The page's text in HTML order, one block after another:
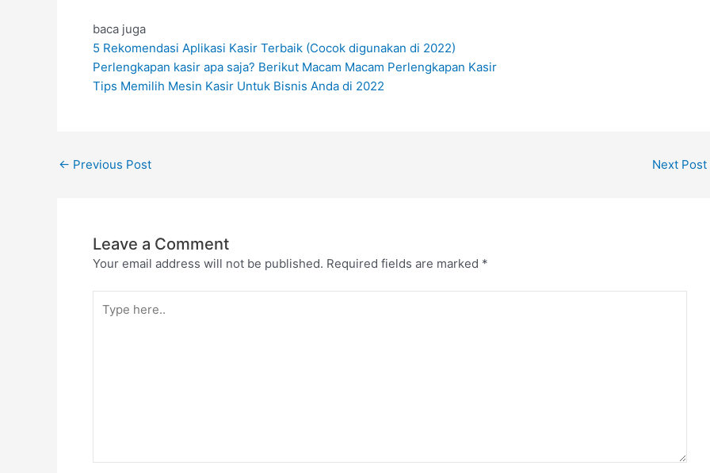
baca juga
5 Rekomendasi Aplikasi Kasir Terbaik (Cocok digunakan di 2022)
Perlengkapan kasir apa saja? Berikut Macam Macam Perlengkapan Kasir
Tips Memilih Mesin Kasir Untuk Bisnis Anda di 2022
← Previous Post Next Post
Leave a Comment
Your email address will not be published. Required fields are marked *
here..